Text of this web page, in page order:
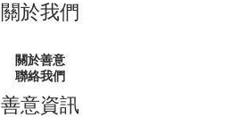
關於我們
關於善意
聯絡我們
善意資訊